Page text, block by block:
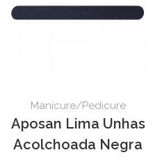
Manicure/Pedicure
Aposan Lima Unhas
Acolchoada Negra